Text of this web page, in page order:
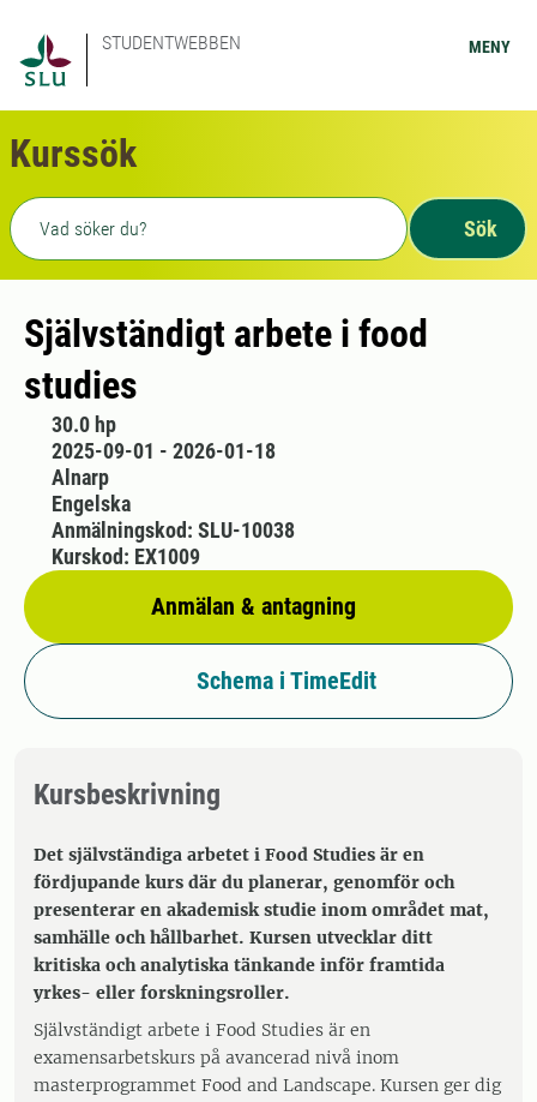
STUDENTWEBBEN MENY
Kurssök
Fritext sökning
Sök
Självständigt arbete i food
studies
30.0 hp
2025-09-01 - 2026-01-18
Alnarp
Engelska
Anmälan & antagning
Anmälningskod: SLU-10038
Kurskod: EX1009
Schema i TimeEdit
Kursbeskrivning
Det självständiga arbetet i Food Studies är en
fördjupande kurs där du planerar, genomför och
presenterar en akademisk studie inom området mat,
samhälle och hållbarhet. Kursen utvecklar ditt
kritiska och analytiska tänkande inför framtida
yrkes- eller forskningsroller.
Självständigt arbete i Food Studies är en
examensarbetskurs på avancerad nivå inom
masterprogrammet Food and Landscape. Kursen ger dig